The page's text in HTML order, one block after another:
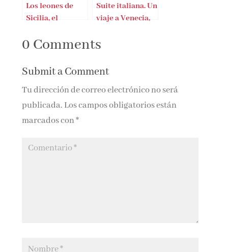
Los leones de
Sicilia, el
editorial en
Suite italiana. Un
viaje a Venecia,
0 Comments
Submit a Comment
Tu dirección de correo electrónico no será
publicada. Los campos obligatorios están
marcados con*